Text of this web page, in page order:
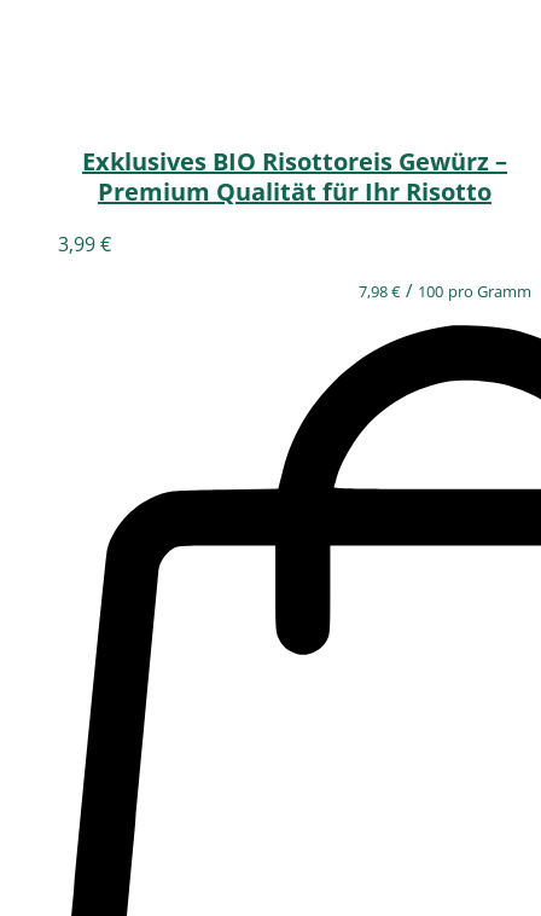
Exklusives BIO Risottoreis Gewürz –
Premium Qualität für Ihr Risotto
3,99€
7,98€ / 100 pro Gramm